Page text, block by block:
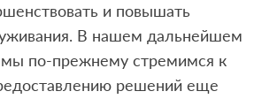
и повышать
В нашем дальнейшем
мы по-прежнему стремимся к
решений еще